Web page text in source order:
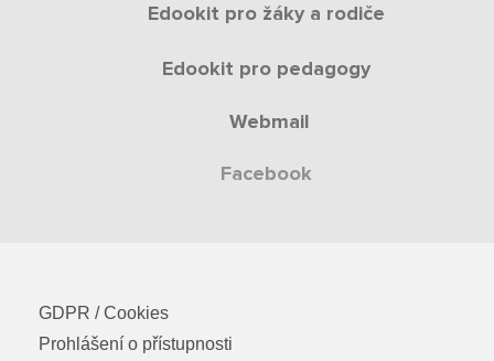
Edookit pro žáky a rodiče
Edookit pro pedagogy
Webmail
Facebook
GDPR / Cookies
Prohlášení o přístupnosti